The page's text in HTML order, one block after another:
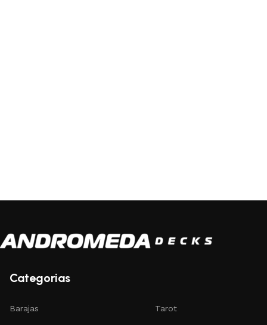
Categorias
Barajas Tarot